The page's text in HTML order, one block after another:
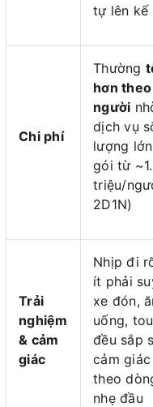
tự lên kế
Chi phí
Thường
hơn
người
dịch vụ
lượng
gói từ
triệu/
2D1N)
Trải
nghiệm
& cảm
giác
Nhịp đi
ít phải
xe đón,
uống,
đều sắp
cảm giác
theo
nhẹ đầu